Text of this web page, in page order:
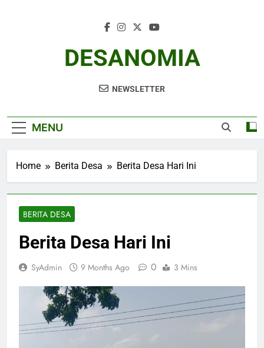
DESANOMIA
NEWSLETTER
MENU
Home Berita Desa Berita Desa Hari Ini
BERITA DESA
Berita Desa Hari Ini
SyAdmin 9 Months Ago 0 3 Mins